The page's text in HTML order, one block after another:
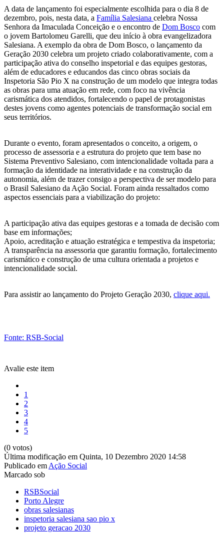
A data de lançamento foi especialmente escolhida para o dia 8 de
dezembro, pois, nesta data, a Família Salesiana celebra Nossa
Senhora da Imaculada Conceição e o encontro de Dom Bosco com
o jovem Bartolomeu Garelli, que deu início à obra evangelizadora
Salesiana. A exemplo da obra de Dom Bosco, o lançamento da
Geração 2030 celebra um projeto criado colaborativamente, com a
participação ativa do conselho inspetorial e das equipes gestoras,
além de educadores e educandos das cinco obras sociais da
Inspetoria São Pio X na construção de um modelo que integra todas
as obras para uma atuação em rede, com foco na vivência
carismática dos atendidos, fortalecendo o papel de protagonistas
destes jovens como agentes potenciais de transformação social em
seus territórios.
Durante o evento, foram apresentados o conceito, a origem, o
processo de assessoria e a estrutura do projeto que tem base no
Sistema Preventivo Salesiano, com intencionalidade voltada para a
formação da identidade na interatividade e na construção da
autonomia, além de trazer consigo a perspectiva de ser modelo para
o Brasil Salesiano da Ação Social. Foram ainda ressaltados como
aspectos essenciais para a viabilização do projeto:
A participação ativa das equipes gestoras e a tomada de decisão com
base em informações;
Apoio, acreditação e atuação estratégica e tempestiva da inspetoria;
A transparência na assessoria que garantiu formação, fortalecimento
carismático e construção de uma cultura orientada a projetos e
intencionalidade social.
Para assistir ao lançamento do Projeto Geração 2030, clique aqui.
Fonte: RSB-Social
Avalie este item
1
2
3
4
5
(0 votos)
Última modificação em Quinta, 10 Dezembro 2020 14:58
Publicado em Ação Social
Marcado sob
RSBSocial
Porto Alegre
obras salesianas
inspetoria salesiana sao pio x
projeto geracao 2030